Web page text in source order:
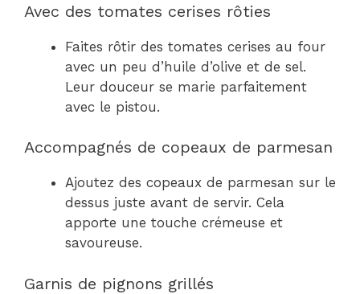
Avec des tomates cerises rôties
Faites rôtir des tomates cerises au four
avec un peu d’huile d’olive et de sel.
Leur douceur se marie parfaitement
avec le pistou.
Accompagnés de copeaux de parmesan
Ajoutez des copeaux de parmesan sur le
dessus juste avant de servir. Cela
apporte une touche crémeuse et
savoureuse.
Garnis de pignons grillés